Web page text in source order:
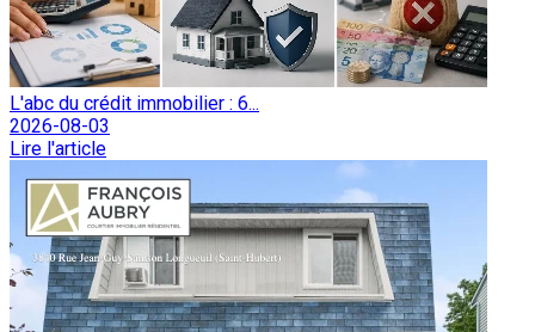
L'abc du crédit immobilier : 6...
2026-08-03
Lire l'article